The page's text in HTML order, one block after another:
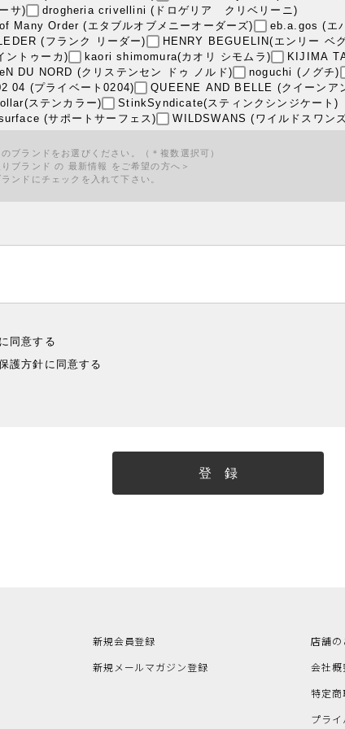
サ)
drogheria crivellini (ドロゲリア クリベリーニ)
Many Order (エタブルオブメニーオーダーズ)
eb.a.gos (エ
(フランク リーダー)
HENRY BEGUELIN(エンリー ベ
ントゥーカ)
kaori shimomura(カオリ シモムラ)
KIJIMA
DU NORD (クリステンセン ドゥ ノルド)
noguchi (ノグチ)
04 (プライベート0204)
QUEENE AND BELLE (クイーンア
ステンカラー)
StinkSyndicate(スティンクシンジケート)
(サポートサーフェス)
WILDSWANS (ワイルドスワン
ブランドをお選びください。（＊複数選択可）
りブランドの 最新情報
をご希望の方へ＞
ンドにチェックを入れて下さい。
に同意する
護方針 に同意する
登 録
新規会員登録
新規メールマガジン登録
店舗の
会社概
特定
プラ